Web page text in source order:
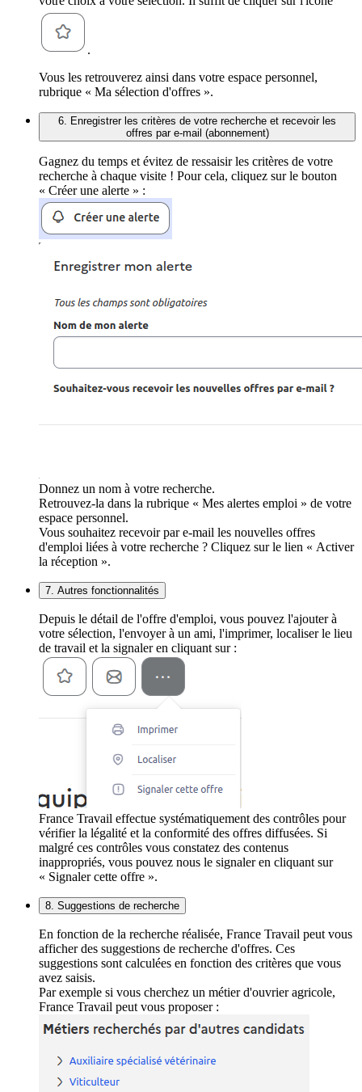
.
Vous les retrouverez ainsi dans votre espace personnel,
rubrique « Ma sélection d'offres ».
6. Enregistrer les critères de votre recherche et recevoir les
offres par e-mail (abonnement)
Gagnez du temps et évitez de ressaisir les critères de votre
recherche à chaque visite ! Pour cela, cliquez sur le bouton
« Créer une alerte » :
Donnez un nom à votre recherche.
Retrouvez-la dans la rubrique « Mes alertes emploi » de votre
espace personnel.
Vous souhaitez recevoir par e-mail les nouvelles offres
d'emploi liées à votre recherche ? Cliquez sur le lien « Activer
la réception ».
7. Autres fonctionnalités
Depuis le détail de l'offre d'emploi, vous pouvez l'ajouter à
votre sélection, l'envoyer à un ami, l'imprimer, localiser le lieu
de travail et la signaler en cliquant sur :
France Travail effectue systématiquement des contrôles pour
vérifier la légalité et la conformité des offres diffusées. Si
malgré ces contrôles vous constatez des contenus
inappropriés, vous pouvez nous le signaler en cliquant sur
« Signaler cette offre ».
8. Suggestions de recherche
En fonction de la recherche réalisée, France Travail peut vous
afficher des suggestions de recherche d'offres. Ces
suggestions sont calculées en fonction des critères que vous
avez saisis.
Par exemple si vous cherchez un métier d'ouvrier agricole,
France Travail peut vous proposer :